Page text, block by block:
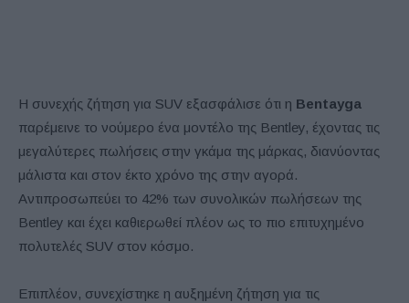
Η συνεχής ζήτηση για SUV εξασφάλισε ότι η Bentayga
παρέμεινε το νούμερο ένα μοντέλο της Bentley, έχοντας τις
μεγαλύτερες πωλήσεις στην γκάμα της μάρκας, διανύοντας
μάλιστα και στον έκτο χρόνο της στην αγορά.
Αντιπροσωπεύει το 42% των συνολικών πωλήσεων της
Bentley και έχει καθιερωθεί πλέον ως το πιο επιτυχημένο
πολυτελές SUV στον κόσμο.
Επιπλέον, συνεχίστηκε η αυξημένη ζήτηση για τις